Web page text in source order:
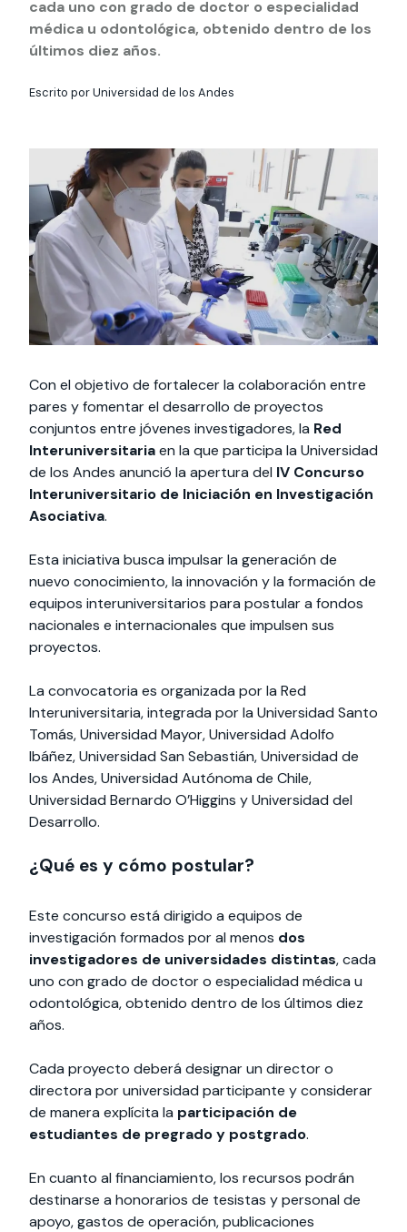
cursos
Especialidades y
interesar:
students
interesar:
2025
vinculación con la
sociedad
Extensión Cultural
intercambio
Servicios y apoyos
cada uno con grado de doctor o especialidad
médica u odontológica, obtenido dentro de los
últimos diez años.
Escrito por Universidad de los Andes
Con el objetivo de fortalecer la colaboración entre
pares y fomentar el desarrollo de proyectos
conjuntos entre jóvenes investigadores, la Red
Interuniversitariaen la que participa la Universidad
de los Andes anunció la apertura del IV Concurso
Interuniversitario de Iniciación en Investigación
Asociativa.
Esta iniciativa busca impulsar la generación de
nuevo conocimiento, la innovación y la formación de
equipos interuniversitarios para postular a fondos
nacionales e internacionales que impulsen sus
proyectos.
La convocatoria es organizada por la Red
Interuniversitaria, integrada por la Universidad Santo
Tomás, Universidad Mayor, Universidad Adolfo
Ibáñez, Universidad San Sebastián, Universidad de
los Andes, Universidad Autónoma de Chile,
Universidad Bernardo O’Higgins y Universidad del
Desarrollo.
¿Qué es y cómo postular?
Este concurso está dirigido a equipos de
investigación formados por al menos dos
investigadores de universidades distintas, cada
uno con grado de doctor o especialidad médica u
odontológica, obtenido dentro de los últimos diez
años.
Cada proyecto deberá designar un director o
directora por universidad participante y considerar
de manera explícita la participación de
estudiantes de pregrado y postgrado.
En cuanto al financiamiento, los recursos podrán
destinarse a honorarios de tesistas y personal de
apoyo, gastos de operación, publicaciones